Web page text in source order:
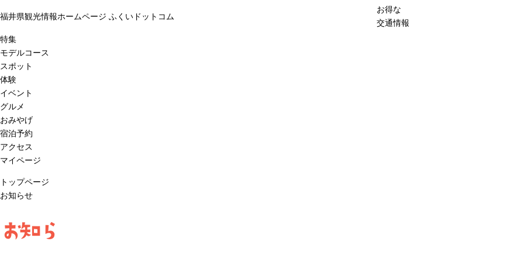
福井県観光情報ホームページ ふくいドットコム
お得な
交通情報
特集
モデルコース
スポット
体験
イベント
グルメ
おみやげ
宿泊予約
アクセス
マイページ
トップページ
お知らせ
知ら